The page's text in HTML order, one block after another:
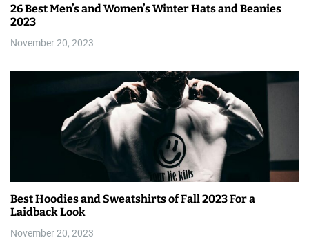
26 Best Men’s and Women’s Winter Hats and Beanies
2023
November 20, 2023
Best Hoodies and Sweatshirts of Fall 2023 For a
Laidback Look
November 20, 2023